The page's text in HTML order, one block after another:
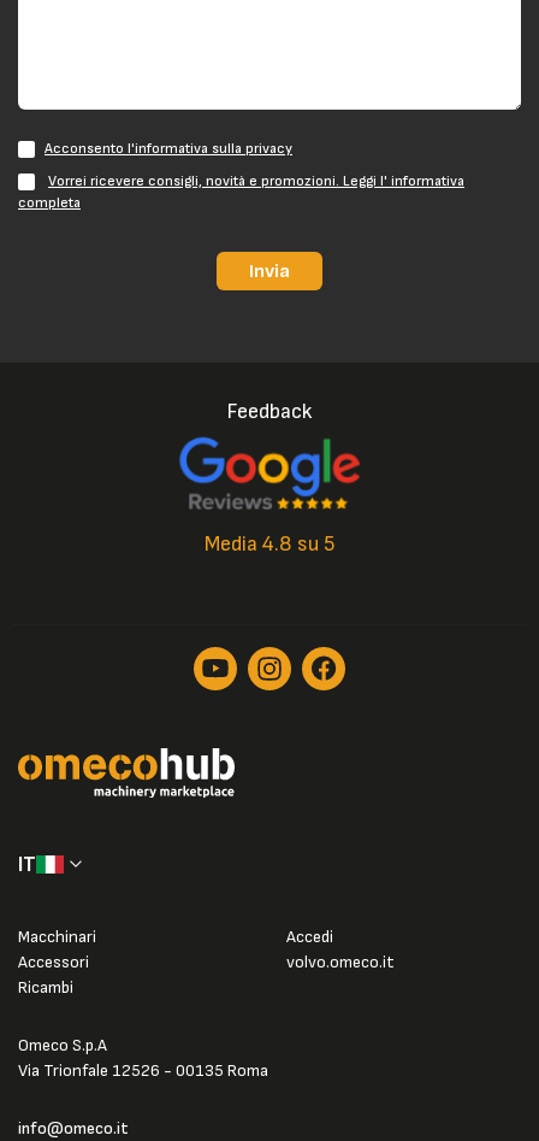
Acconsento l'informativa sulla privacy
Vorrei ricevere consigli, novità e promozioni. Leggi l' informativa
completa
Invia
Feedback
Media 4.8 su 5
IT
Omeco S.p.A
Via Trionfale 12526 - 00135 Roma
info@omeco.it
Macchinari
Accessori
Ricambi
Accedi
volvo.omeco.it